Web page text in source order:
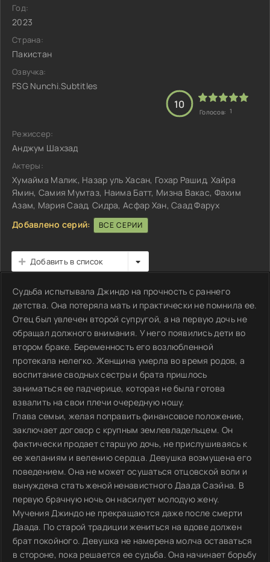
Год:
2023
Страна:
Пакистан
Озвучка:
FSG Nunchi.Subtitles
10
Голосов: 1
Режиссер:
Анджум Шахзад
Актеры:
Хумайма Малик, Назар уль Хасан, Гохар Рашид, Хайра
Ямин, Самия Мумтаз, Наима Батт, Мизна Вакас, Фахим
Азам, Мария Саад, Сидра, Асфар Хан, Саад Фарух
Добавлено серий:
ВСЕ СЕРИИ
Добавить в список
Судьба испытывала Джиндо на прочность с раннего
детства. Она потеряла мать и практически не помнила ее.
Отец был увлечен второй супругой, а на первую дочь не
обращал должного внимания. У него появились дети во
втором браке. Беременность его возлюбленной
протекала нелегко. Женщина умерла во время родов, а
воспитание сводных сестры и брата пришлось
заниматься ее падчерице, которая не была готова
взвалить на свои плечи очередную ношу.
Глава семьи, желая поправить финансовое положение,
заключает договор с крупным землевладельцем. Он
фактически продает старшую дочь, не прислушиваясь к
ее желаниям и велению сердца. Девушка возмущена его
поведением. Она не может осушаться отцовской воли и
вынуждена стать женой ненавистного Даада Саэйна. В
первую брачную ночь он насилует молодую жену.
Мучения Джиндо не прекращаются даже после смерти
Даада. По старой традиции жениться на вдове должен
брат покойного. Девушка не намерена молча оставаться
в стороне, пока решается ее судьба. Она начинает борьбу